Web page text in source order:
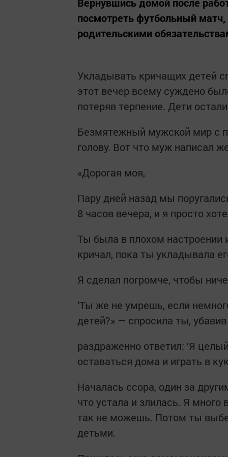
посмотреть футбольный
родительскими
Укладывать кричащих детей
этот вечер всему суждено
потеряв терпение. Дети
Безмятежный мужской мир с
голову. Вот что муж написал
«Дорогая моя,
Пару дней назад мы
8 часов вечера, и я просто
Ты была в плохом настроении
кричал, пока ты укладывала
Я сделал погромче, чтобы
‘Ты же не умрешь, если
детей?» — спросила ты, убавив
раздраженно ответил: ‘Я
оставаться дома и играть в
Началась ссора, один за
что устала и злилась. Я много
так не можешь. Потом ты
детьми.